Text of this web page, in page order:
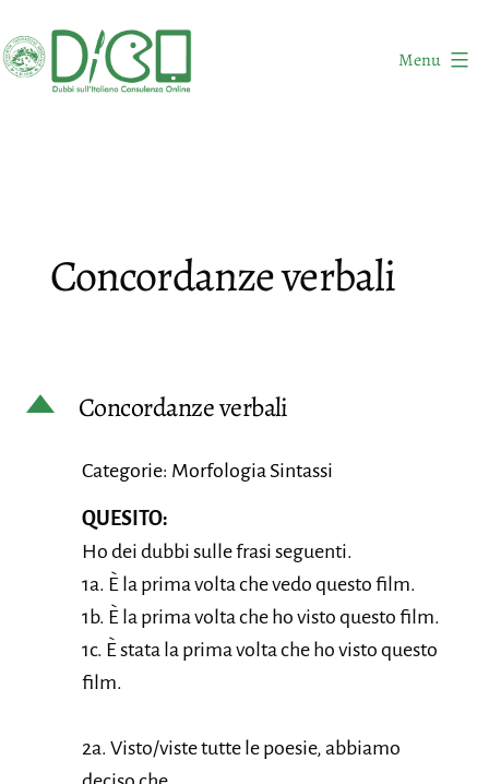
al
contenuto
Online
Menu
Concordanze verbali
D Concordanze verbali
Categorie: Morfologia Sintassi
QUESITO:
Ho dei dubbi sulle frasi seguenti.
1a. È la prima volta che vedo questo film.
1b. È la prima volta che ho visto questo film.
1c. È stata la prima volta che ho visto questo
film.
2a. Visto/viste tutte le poesie, abbiamo